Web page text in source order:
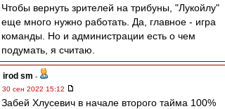
Чтобы вернуть зрителей на трибуны, "Лукойлу"
еще много нужно работать. Да, главное - игра
команды. Но и администрации есть о чем
подумать, я считаю.
irod sm -
30 сен 2022 15:12
Забей Хлусевич в начале второго тайма 100%